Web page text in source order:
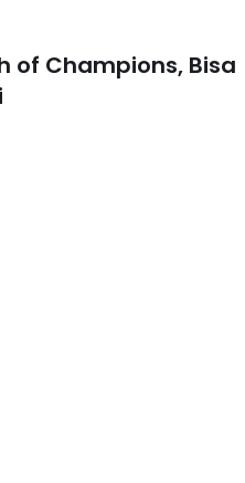
of Champions, Bisa